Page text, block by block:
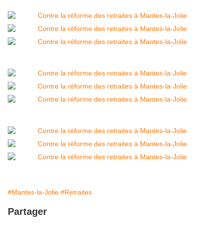
#Mantes-la-Jolie #Retraites
Partager